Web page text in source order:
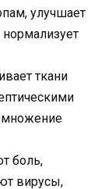
улучшает
ткани
боль,
вирусы,